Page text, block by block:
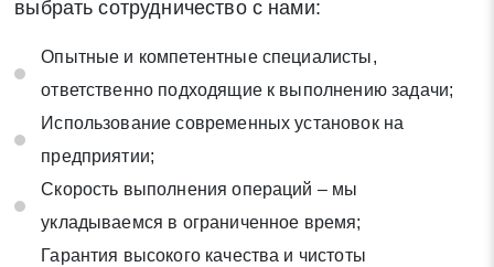
выбрать сотрудничество с нами:
Опытные и компетентные специалисты,
ответственно подходящие к выполнению задачи;
Использование современных установок на
предприятии;
Скорость выполнения операций – мы
укладываемся в ограниченное время;
Гарантия высокого качества и чистоты